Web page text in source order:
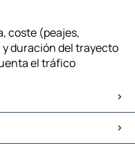
coste (peajes,
duración del trayecto
el tráfico